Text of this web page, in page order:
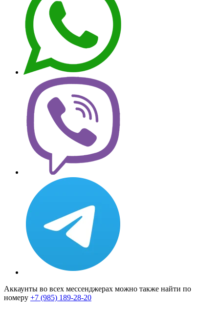
Аккаунты во всех мессенджерах можно также найти по
номеру +7 (985) 189-28-20